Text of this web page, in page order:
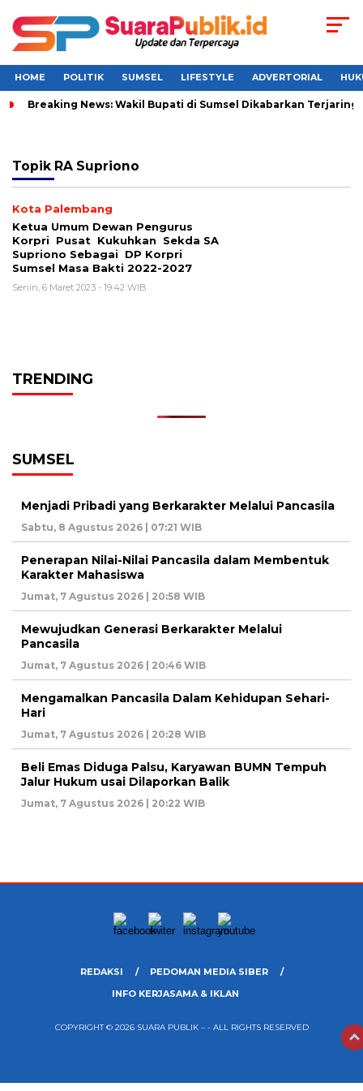
HOME POLITIK SUMSEL LIFESTYLE ADVERTORIAL
Breaking News: Wakil Bupati di Sumsel Dikabarkan Terjaring
Topik RA Supriono
Kota Palembang
Ketua Umum Dewan Pengurus
Korpri Pusat Kukuhkan Sekda SA
Supriono Sebagai DP Korpri
Sumsel Masa Bakti 2022-2027
Senin, 6 Maret 2023 - 19:42 WIB
TRENDING
SUMSEL
Menjadi Pribadi yang Berkarakter Melalui Pancasila
Sabtu, 8 Agustus 2026 | 07:21 WIB
Penerapan Nilai-Nilai Pancasila dalam Membentuk
Karakter Mahasiswa
Jumat, 7 Agustus 2026 | 20:58 WIB
Mewujudkan Generasi Berkarakter Melalui
Pancasila
Jumat, 7 Agustus 2026 | 20:46 WIB
Mengamalkan Pancasila Dalam Kehidupan Sehari-
Hari
Jumat, 7 Agustus 2026 | 20:28 WIB
Beli Emas Diduga Palsu, Karyawan BUMN Tempuh
Jalur Hukum usai Dilaporkan Balik
Jumat, 7 Agustus 2026 | 20:22 WIB
REDAKSI
PEDOMAN MEDIA SIBER
INFO KERJASAMA & IKLAN
COPYRIGHT © 2026 SUARA PUBLIK – - ALL RIGHTS RESERVED